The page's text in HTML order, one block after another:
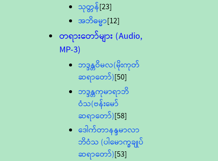
သုတ္တန်[23]
အဘိဓမ္မာ[12]
တရားတော်များ (Audio,
MP-3)
ဘဒ္ဒန္တဝိမလ(မိုးကုတ်
ဆရာတော်)[50]
ဘဒ္ဒန္တကုမာရာဘိ
ဝံသ(ဗန်းမော်
ဆရာတော်)[58]
ဒေါက်တာနန္ဒမာလာ
ဘိဝံသ (ပါမောက္ခချုပ်
ဆရာတော်)[53]